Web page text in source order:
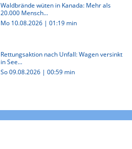
Waldbrände wüten in Kanada: Mehr als
20.000 Mensch...
Mo 10.08.2026 |01:19 min
Rettungsaktion nach Unfall: Wagen versinkt
in See...
So 09.08.2026 |00:59 min